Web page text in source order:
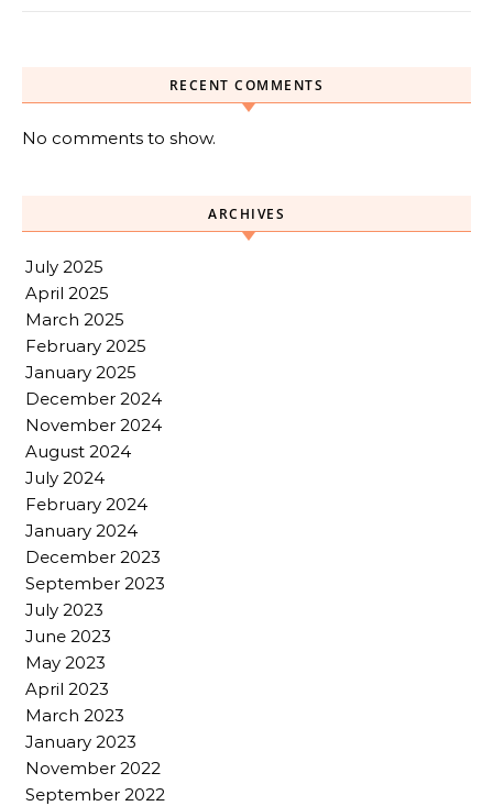
RECENT COMMENTS
No comments to show.
ARCHIVES
July 2025
April 2025
March 2025
February 2025
January 2025
December 2024
November 2024
August 2024
July 2024
February 2024
January 2024
December 2023
September 2023
July 2023
June 2023
May 2023
April 2023
March 2023
January 2023
November 2022
September 2022